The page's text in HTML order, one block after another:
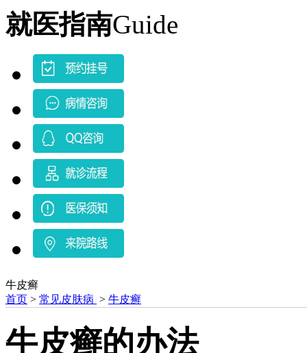
就医指南Guide
牛皮癣
首页 > 常见皮肤病 > 牛皮癣
牛皮癣的办法